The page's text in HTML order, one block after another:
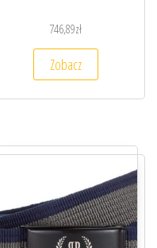
746,89zł
Zobacz